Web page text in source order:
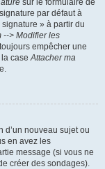
sur le formulaire de
par défaut à
» à partir du
--> Modifier les
empêcher une
la caseAttacher ma
d’un nouveau sujet ou
en avez les
message (si vous ne
créer des sondages).